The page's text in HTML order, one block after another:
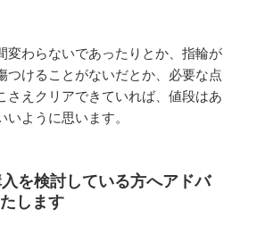
変わらないであったりとか、指輪が
つけることがないだとか、必要な点
さえクリアできていれば、値段はあ
ように思います。
を検討している方へアドバ
します